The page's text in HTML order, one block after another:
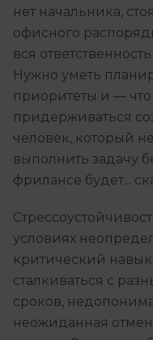
нет начальника,
офисного
вся
Нужно уметь
приоритеты и —
придерживаться
человек, который
выполнить задачу
фрилансе будет...
условиях
критический
сталкиваться с
сроков,
неожиданная